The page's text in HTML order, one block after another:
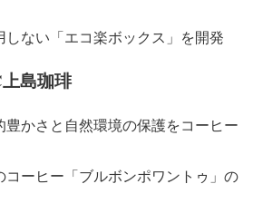
ない「エコ楽ボックス」を開発
島珈琲
豊かさと自然環境の保護をコーヒー
コーヒー「ブルボンポワントゥ」の